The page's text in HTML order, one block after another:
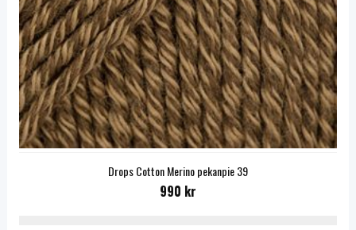
Drops Cotton Merino pekanpie 39
990 kr